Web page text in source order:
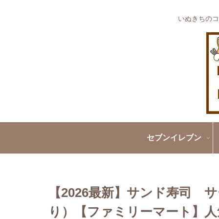
いぬきちの
セブンイレブン
【2026最新】サンド寿司
り）【ファミリーマート】